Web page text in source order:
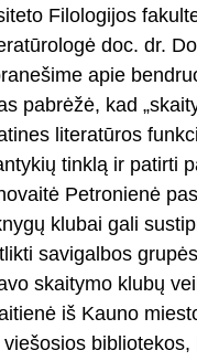
Filologijos
doc. dr.
apie
pabrėžė, kad
literatūros
tinklą ir patirti
Petronienė
klubai gali
savigalbos
skaitymo klubų
iš Kauno